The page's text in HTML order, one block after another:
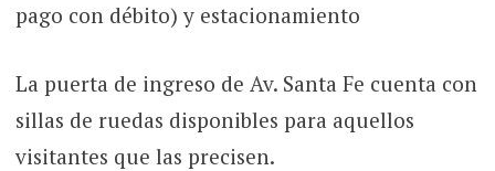
pago con débito) y estacionamiento
La puerta de ingreso de Av. Santa Fe cuenta con
sillas de ruedas disponibles para aquellos
visitantes que las precisen.